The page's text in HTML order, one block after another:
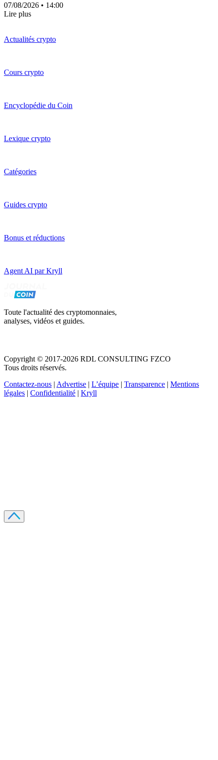
07/08/2026 • 14:00
Lire plus
Actualités crypto
Cours crypto
Encyclopédie du Coin
Lexique crypto
Catégories
Guides crypto
Bonus et réductions
Agent AI par Kryll
Toute l'actualité des cryptomonnaies,
analyses, vidéos et guides.
Copyright © 2017-2026 RDL CONSULTING FZCO
Tous droits réservés.
Contactez-nous | Advertise | L’équipe | Transparence | Mentions
légales | Confidentialité | Kryll